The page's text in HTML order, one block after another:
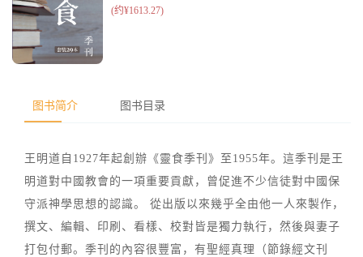
图书简介 图书目录
王明道自1927年起創辦《靈食季刊》至1955年。這季刊是王
明道對中國教會的一項重要貢獻，曾促進不少信徒對中國保
守派神學思想的認識。 從出版以來幾乎全由他一人來製作，
撰文、編輯、印刷、看樣、校對皆是獨力執行，然後與妻子
打包付郵。季刊的內容很豐富，有聖經真理（節錄經文刊